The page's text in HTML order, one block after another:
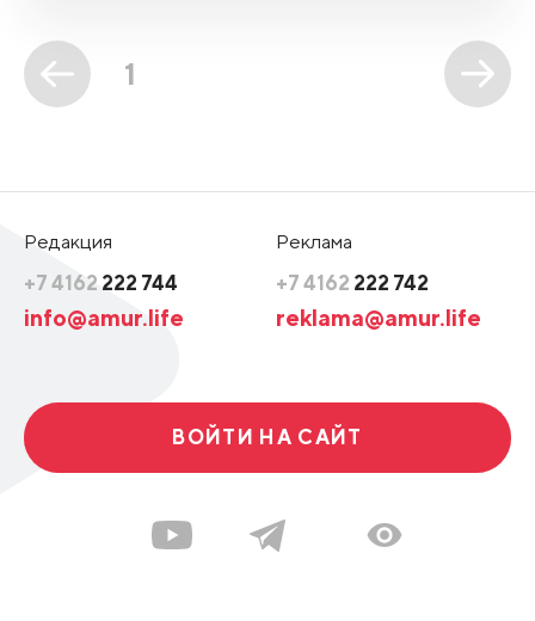
1
Редакция
+7 4162 222 744
info@amur.life
Реклама
+7 4162 222 742
reklama@amur.life
ВОЙТИ НА САЙТ